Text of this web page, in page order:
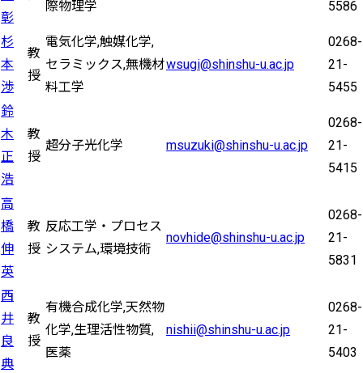
彰
際物理学 5586
杉
本
渉
教
授
電気化学,触媒化学,
セラミックス,無機材
料工学
wsugi@shinshu-u.ac.jp
0268-
21-
5455
鈴
木
正
浩
教
授
超分子光化学 msuzuki@shinshu-u.ac.jp
0268-
21-
5415
高
橋
伸
英
教
授
反応工学・プロセス
システム,環境技術
novhide@shinshu-u.ac.jp
0268-
21-
5831
西
井
良
典
教
授
有機合成化学,天然物
化学,生理活性物質,
医薬
nishii@shinshu-u.ac.jp
0268-
21-
5403